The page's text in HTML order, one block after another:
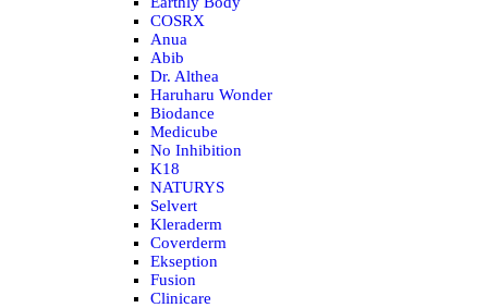
COSRX
Anua
Abib
Dr. Althea
Haruharu Wonder
Biodance
Medicube
No Inhibition
K18
NATURYS
Selvert
Kleraderm
Coverderm
Ekseption
Fusion
Clinicare